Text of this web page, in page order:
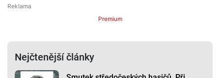
Premium
Nejčtenější články